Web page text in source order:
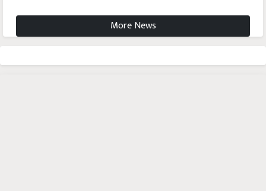
More News